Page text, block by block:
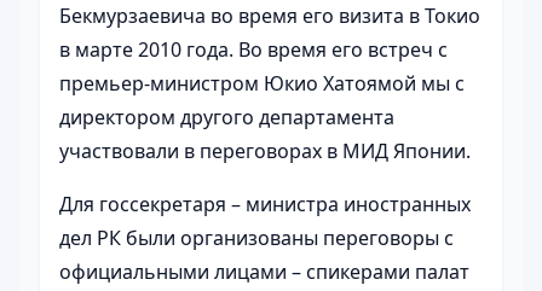
Бекмурзаевича во время его визита в Токио
в марте 2010 года. Во время его встреч с
премьер-министром Юкио Хатоямой мы с
директором другого департамента
участвовали в переговорах в МИД Японии.
Для госсекретаря – министра иностранных
дел РК были организованы переговоры с
официальными лицами – спикерами палат